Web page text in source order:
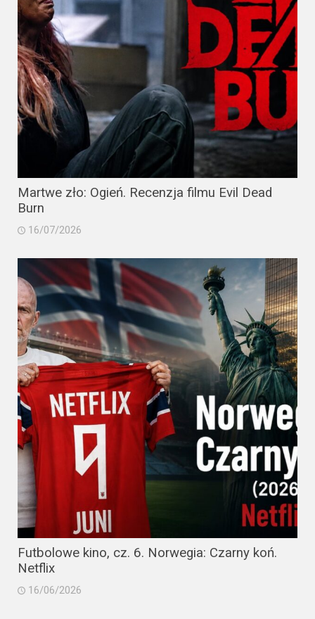
Martwe zło: Ogień. Recenzja filmu Evil Dead
Burn
16/07/2026
Futbolowe kino, cz. 6. Norwegia: Czarny koń.
Netflix
16/06/2026